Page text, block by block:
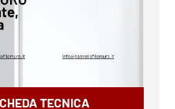
TECNICA